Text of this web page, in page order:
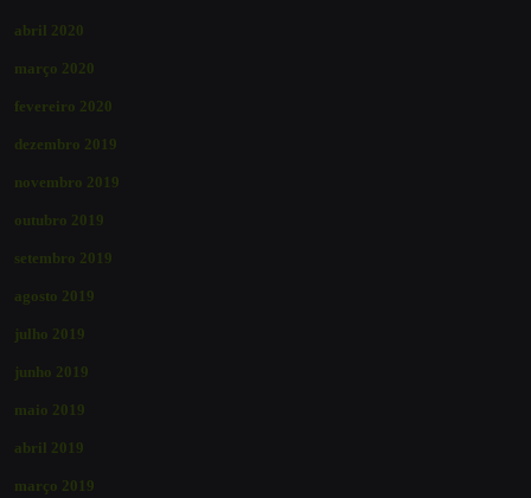
abril 2020
março 2020
fevereiro 2020
dezembro 2019
novembro 2019
outubro 2019
setembro 2019
agosto 2019
julho 2019
junho 2019
maio 2019
abril 2019
março 2019